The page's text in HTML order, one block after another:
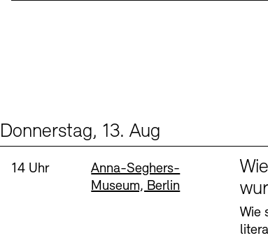
Donnerstag, 13. Aug
Uhrzeit:
14 Uhr Standort
Anna-Seghers-
Museum, Berlin
Wie